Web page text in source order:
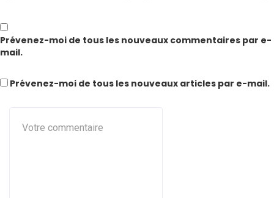
Prévenez-moi de tous les nouveaux commentaires par e-
mail.
Prévenez-moi de tous les nouveaux articles par e-mail.